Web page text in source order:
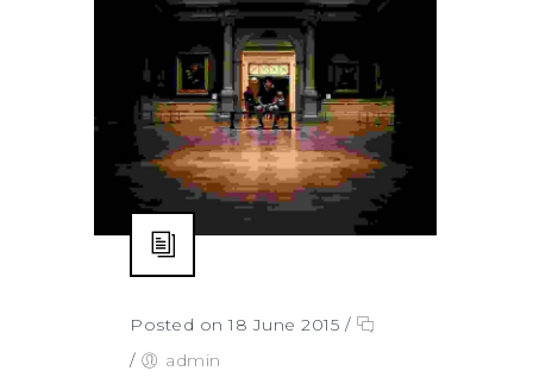
Posted on 18 June 2015 /
/
admin